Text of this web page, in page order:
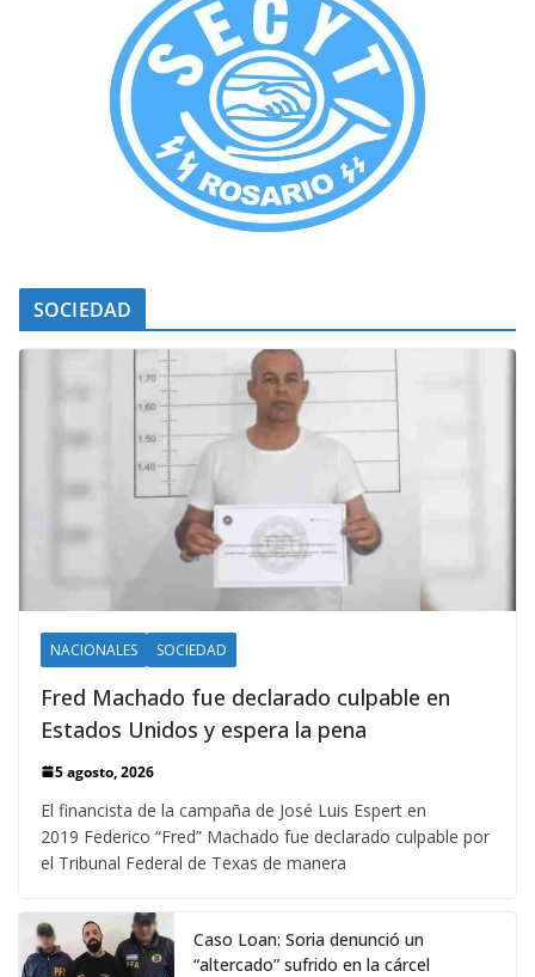
SOCIEDAD
NACIONALES SOCIEDAD
Fred Machado fue declarado culpable en
Estados Unidos y espera la pena
5 agosto, 2026
El financista de la campaña de José Luis Espert en
2019 Federico “Fred” Machado fue declarado culpable por
el Tribunal Federal de Texas de manera
Caso Loan: Soria denunció un
“altercado” sufrido en la cárcel